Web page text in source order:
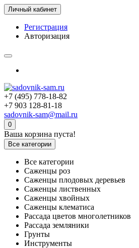
Личный кабинет
Регистрация
Авторизация
+7 (495) 778-18-82
+7 903 128-81-18
sadovnik-sam@mail.ru
0
Ваша корзина пуста!
Все категории
Все категории
Саженцы роз
Саженцы плодовых деревьев
Саженцы лиственных
Саженцы хвойных
Саженцы клематиса
Рассада цветов многолетников
Рассада земляники
Грунты
Инструменты